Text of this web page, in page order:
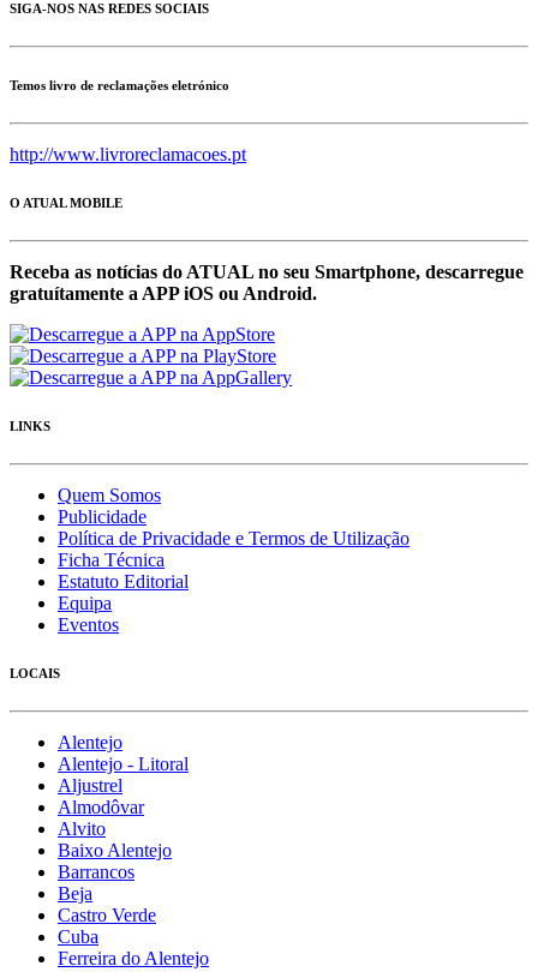
SIGA-NOS NAS REDES SOCIAIS
Temos livro de reclamações eletrónico
http://www.livroreclamacoes.pt
O ATUAL MOBILE
Receba as notícias do ATUAL no seu Smartphone, descarregue
gratuítamente a APP iOS ou Android.
LINKS
Quem Somos
Publicidade
Política de Privacidade e Termos de Utilização
Ficha Técnica
Estatuto Editorial
Equipa
Eventos
LOCAIS
Alentejo
Alentejo - Litoral
Aljustrel
Almodôvar
Alvito
Baixo Alentejo
Barrancos
Beja
Castro Verde
Cuba
Ferreira do Alentejo